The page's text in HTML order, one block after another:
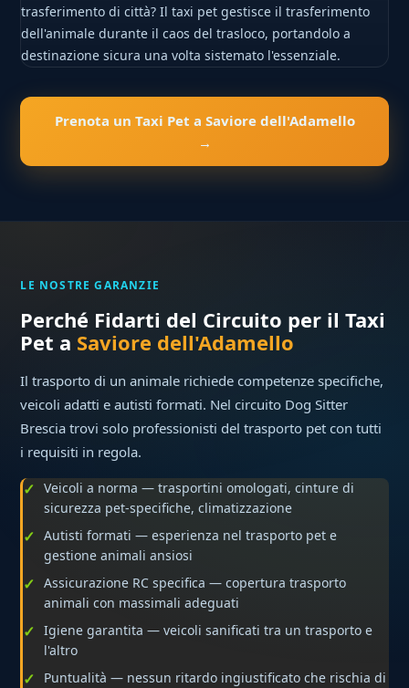
trasferimento di città? Il taxi pet gestisce il trasferimento
dell'animale durante il caos del trasloco, portandolo a
destinazione sicura una volta sistemato l'essenziale.
Prenota un Taxi Pet a Saviore dell'Adamello
→
LE NOSTRE GARANZIE
Perché Fidarti del Circuito per il Taxi
Pet a Saviore dell'Adamello
Il trasporto di un animale richiede competenze specifiche,
veicoli adatti e autisti formati. Nel circuito Dog Sitter
Brescia trovi solo professionisti del trasporto pet con tutti
i requisiti in regola.
Veicoli a norma — trasportini omologati, cinture di
sicurezza pet-specifiche, climatizzazione
Autisti formati — esperienza nel trasporto pet e
gestione animali ansiosi
Assicurazione RC specifica — copertura trasporto
animali con massimali adeguati
Igiene garantita — veicoli sanificati tra un trasporto e
l'altro
Puntualità — nessun ritardo ingiustificato che rischia di